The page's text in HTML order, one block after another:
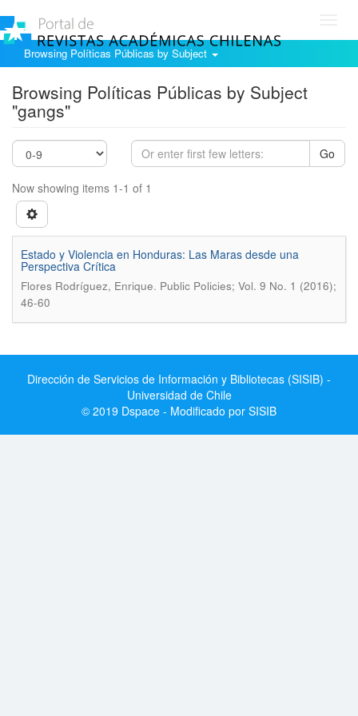
Browsing Políticas Públicas by Subject
Browsing Políticas Públicas by Subject
"gangs"
Go
Now showing items 1-1 of 1
Estado y Violencia en Honduras: Las Maras desde una
Perspectiva Crítica
Flores Rodríguez, Enrique. Public Policies; Vol. 9 No. 1 (2016);
46-60
Dirección de Servicios de Información y Bibliotecas (SISIB) -
Universidad de Chile
© 2019 Dspace - Modificado por SISIB